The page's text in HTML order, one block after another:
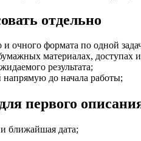
отдельно
и очного формата по одной
материалах, доступах
результата;
напрямую до начала работы;
первого
ближайшая дата;